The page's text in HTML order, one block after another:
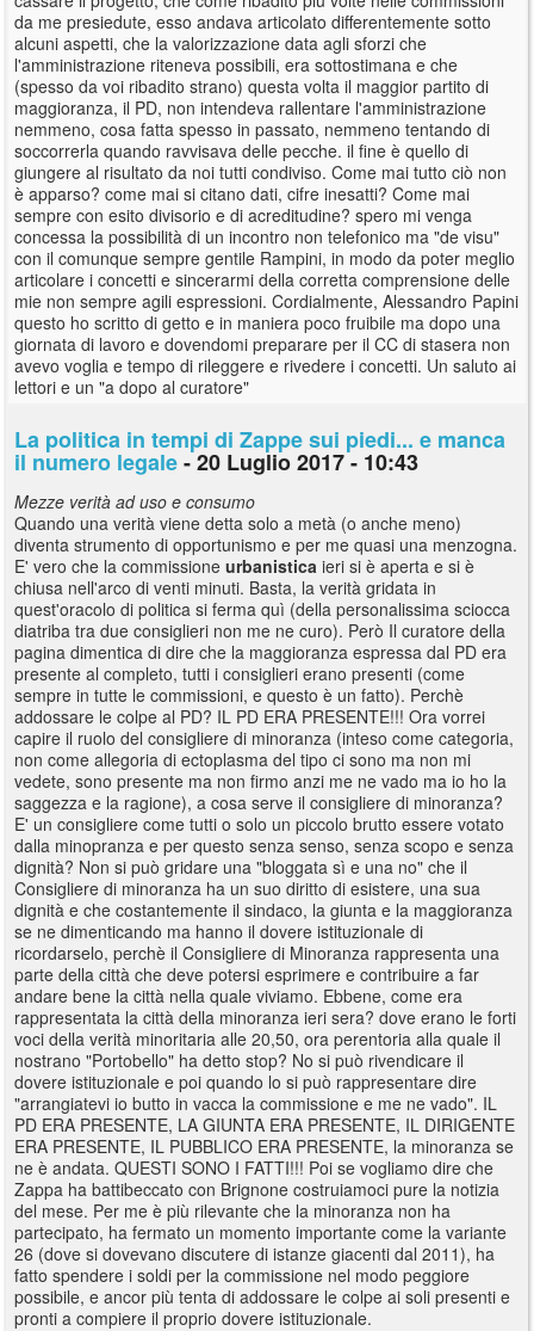
da me presiedute, esso andava articolato differentemente sotto
alcuni aspetti, che la valorizzazione data agli sforzi che
l'amministrazione riteneva possibili, era sottostimana e che
(spesso da voi ribadito strano) questa volta il maggior partito di
maggioranza, il PD, non intendeva rallentare l'amministrazione
nemmeno, cosa fatta spesso in passato, nemmeno tentando di
soccorrerla quando ravvisava delle pecche. il fine è quello di
giungere al risultato da noi tutti condiviso. Come mai tutto ciò non
è apparso? come mai si citano dati, cifre inesatti? Come mai
sempre con esito divisorio e di acreditudine? spero mi venga
concessa la possibilità di un incontro non telefonico ma "de visu"
con il comunque sempre gentile Rampini, in modo da poter meglio
articolare i concetti e sincerarmi della corretta comprensione delle
mie non sempre agili espressioni. Cordialmente, Alessandro Papini
questo ho scritto di getto e in maniera poco fruibile ma dopo una
giornata di lavoro e dovendomi preparare per il CC di stasera non
avevo voglia e tempo di rileggere e rivedere i concetti. Un saluto ai
lettori e un "a dopo al curatore"
La politica in tempi di Zappe sui piedi... e manca
il numero legale- 20 Luglio 2017 - 10:43
Mezze verità ad uso e consumo
Quando una verità viene detta solo a metà (o anche meno)
diventa strumento di opportunismo e per me quasi una menzogna.
E' vero che la commissione urbanistica ieri si è aperta e si è
chiusa nell'arco di venti minuti. Basta, la verità gridata in
quest'oracolo di politica si ferma quì (della personalissima sciocca
diatriba tra due consiglieri non me ne curo). Però Il curatore della
pagina dimentica di dire che la maggioranza espressa dal PD era
presente al completo, tutti i consiglieri erano presenti (come
sempre in tutte le commissioni, e questo è un fatto). Perchè
addossare le colpe al PD? IL PD ERA PRESENTE!!! Ora vorrei
capire il ruolo del consigliere di minoranza (inteso come categoria,
non come allegoria di ectoplasma del tipo ci sono ma non mi
vedete, sono presente ma non firmo anzi me ne vado ma io ho la
saggezza e la ragione), a cosa serve il consigliere di minoranza?
E' un consigliere come tutti o solo un piccolo brutto essere votato
dalla minopranza e per questo senza senso, senza scopo e senza
dignità? Non si può gridare una "bloggata sì e una no" che il
Consigliere di minoranza ha un suo diritto di esistere, una sua
dignità e che costantemente il sindaco, la giunta e la maggioranza
se ne dimenticando ma hanno il dovere istituzionale di
ricordarselo, perchè il Consigliere di Minoranza rappresenta una
parte della città che deve potersi esprimere e contribuire a far
andare bene la città nella quale viviamo. Ebbene, come era
rappresentata la città della minoranza ieri sera? dove erano le forti
voci della verità minoritaria alle 20,50, ora perentoria alla quale il
nostrano "Portobello" ha detto stop? No si può rivendicare il
dovere istituzionale e poi quando lo si può rappresentare dire
"arrangiatevi io butto in vacca la commissione e me ne vado". IL
PD ERA PRESENTE, LA GIUNTA ERA PRESENTE, IL DIRIGENTE
ERA PRESENTE, IL PUBBLICO ERA PRESENTE, la minoranza se
ne è andata. QUESTI SONO I FATTI!!! Poi se vogliamo dire che
Zappa ha battibeccato con Brignone costruiamoci pure la notizia
del mese. Per me è più rilevante che la minoranza non ha
partecipato, ha fermato un momento importante come la variante
26 (dove si dovevano discutere di istanze giacenti dal 2011), ha
fatto spendere i soldi per la commissione nel modo peggiore
possibile, e ancor più tenta di addossare le colpe ai soli presenti e
pronti a compiere il proprio dovere istituzionale.